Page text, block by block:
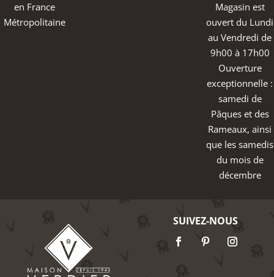
en France
Métropolitaine
Magasin est
ouvert du Lundi
au Vendredi de
9h00 à 17h00
Ouverture
exceptionnelle :
samedi de
Pâques et des
Rameaux, ainsi
que les samedis
du mois de
décembre
SUIVEZ-NOUS